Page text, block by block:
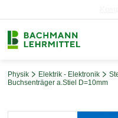
Physik Elektrik - Elektronik
Buchsenträger a.Stiel D=10mm